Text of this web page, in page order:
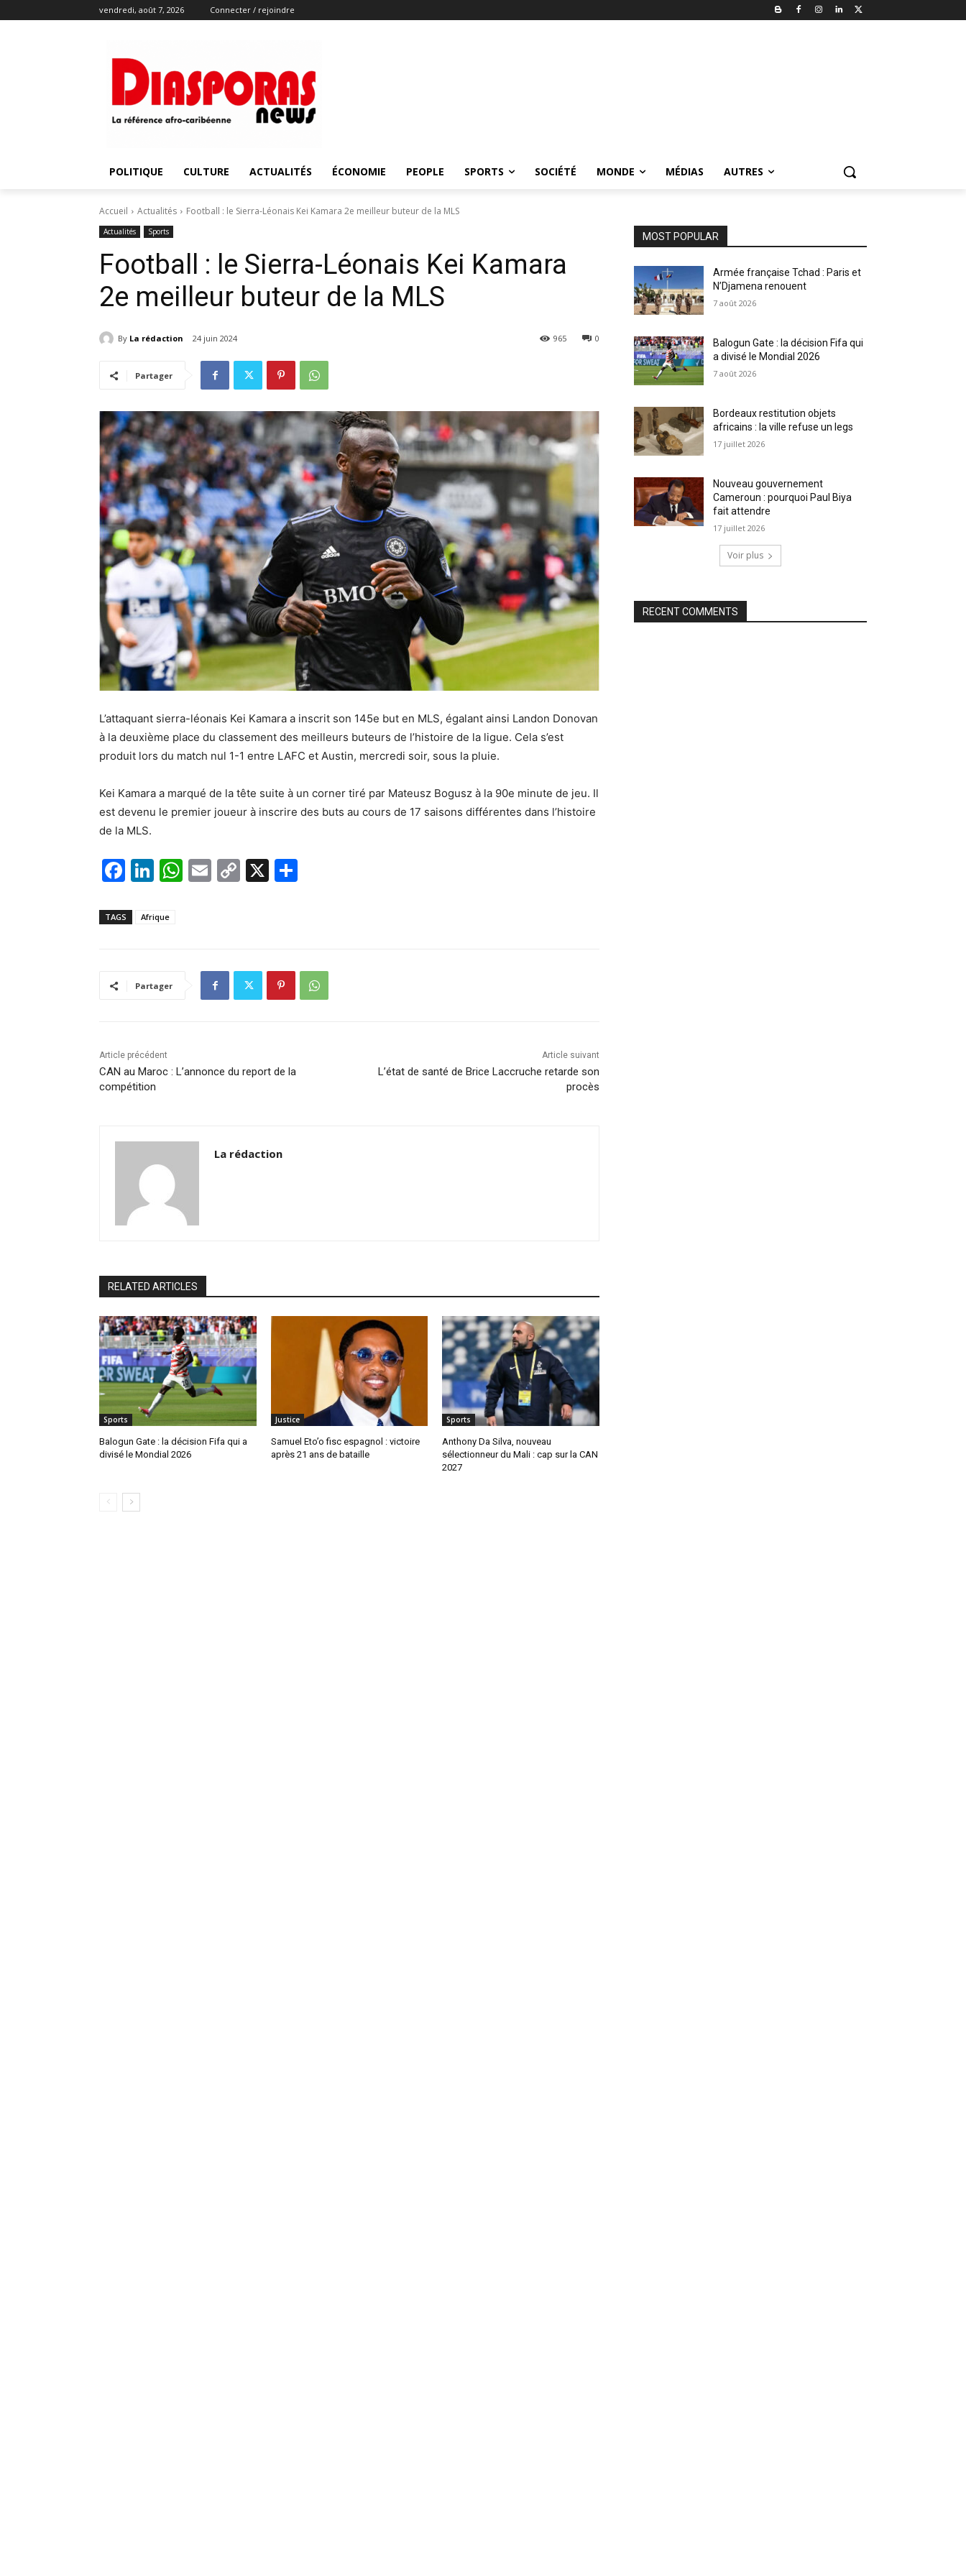
vendredi, août 7, 2026 Connecter / rejoindre
POLITIQUE CULTURE ACTUALITÉS ÉCONOMIE PEOPLE SPORTS SOCIÉTÉ MONDE MÉDIAS AUTRES
Accueil Actualités Football : le Sierra-Léonais Kei Kamara 2e meilleur buteur de la MLS
Actualités Sports
Football : le Sierra-Léonais Kei Kamara
2e meilleur buteur de la MLS
By La rédaction 24 juin 2024 0
965
Partager
L’attaquant sierra-léonais Kei Kamara a inscrit son 145e but en MLS, égalant ainsi Landon Donovan
à la deuxième place du classement des meilleurs buteurs de l’histoire de la ligue. Cela s’est
produit lors du match nul 1-1 entre LAFC et Austin, mercredi soir, sous la pluie.
Kei Kamara a marqué de la tête suite à un corner tiré par Mateusz Bogusz à la 90e minute de jeu. Il
est devenu le premier joueur à inscrire des buts au cours de 17 saisons différentes dans l’histoire
de la MLS.
F
c
o
Li
k
n
W E
C
n
k
X
TAGS Afrique
Partager
Article précédent
CAN au Maroc : L’annonce du report de la
compétition
Article suivant
L’état de santé de Brice Laccruche retarde son
procès
La rédaction
RELATED ARTICLES
Sports
Balogun Gate : la décision Fifa qui a
divisé le Mondial 2026
Justice
Samuel Eto’o fisc espagnol : victoire
après 21 ans de bataille
Sports
Anthony Da Silva, nouveau
sélectionneur du Mali : cap sur la CAN
2027
MOST POPULAR
Armée française Tchad : Paris et
N’Djamena renouent
7 août 2026
Balogun Gate : la décision Fifa qui
a divisé le Mondial 2026
7 août 2026
Bordeaux restitution objets
africains : la ville refuse un legs
17 juillet 2026
Nouveau gouvernement
Cameroun : pourquoi Paul Biya
fait attendre
17 juillet 2026
Voir plus
RECENT COMMENTS